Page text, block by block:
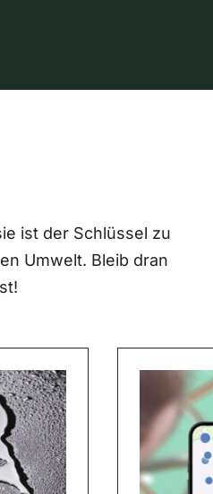
ist der Schlüssel zu
Umwelt. Bleib dran